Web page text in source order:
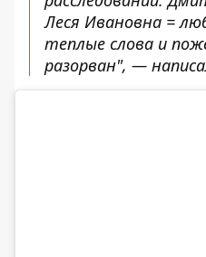
Леся Ивановна =
теплые слова и
разорван", —